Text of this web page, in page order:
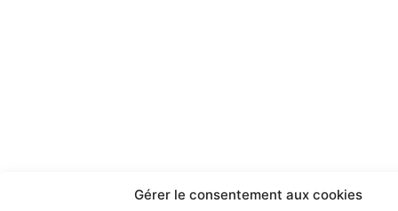
Gérer le consentement aux cookies